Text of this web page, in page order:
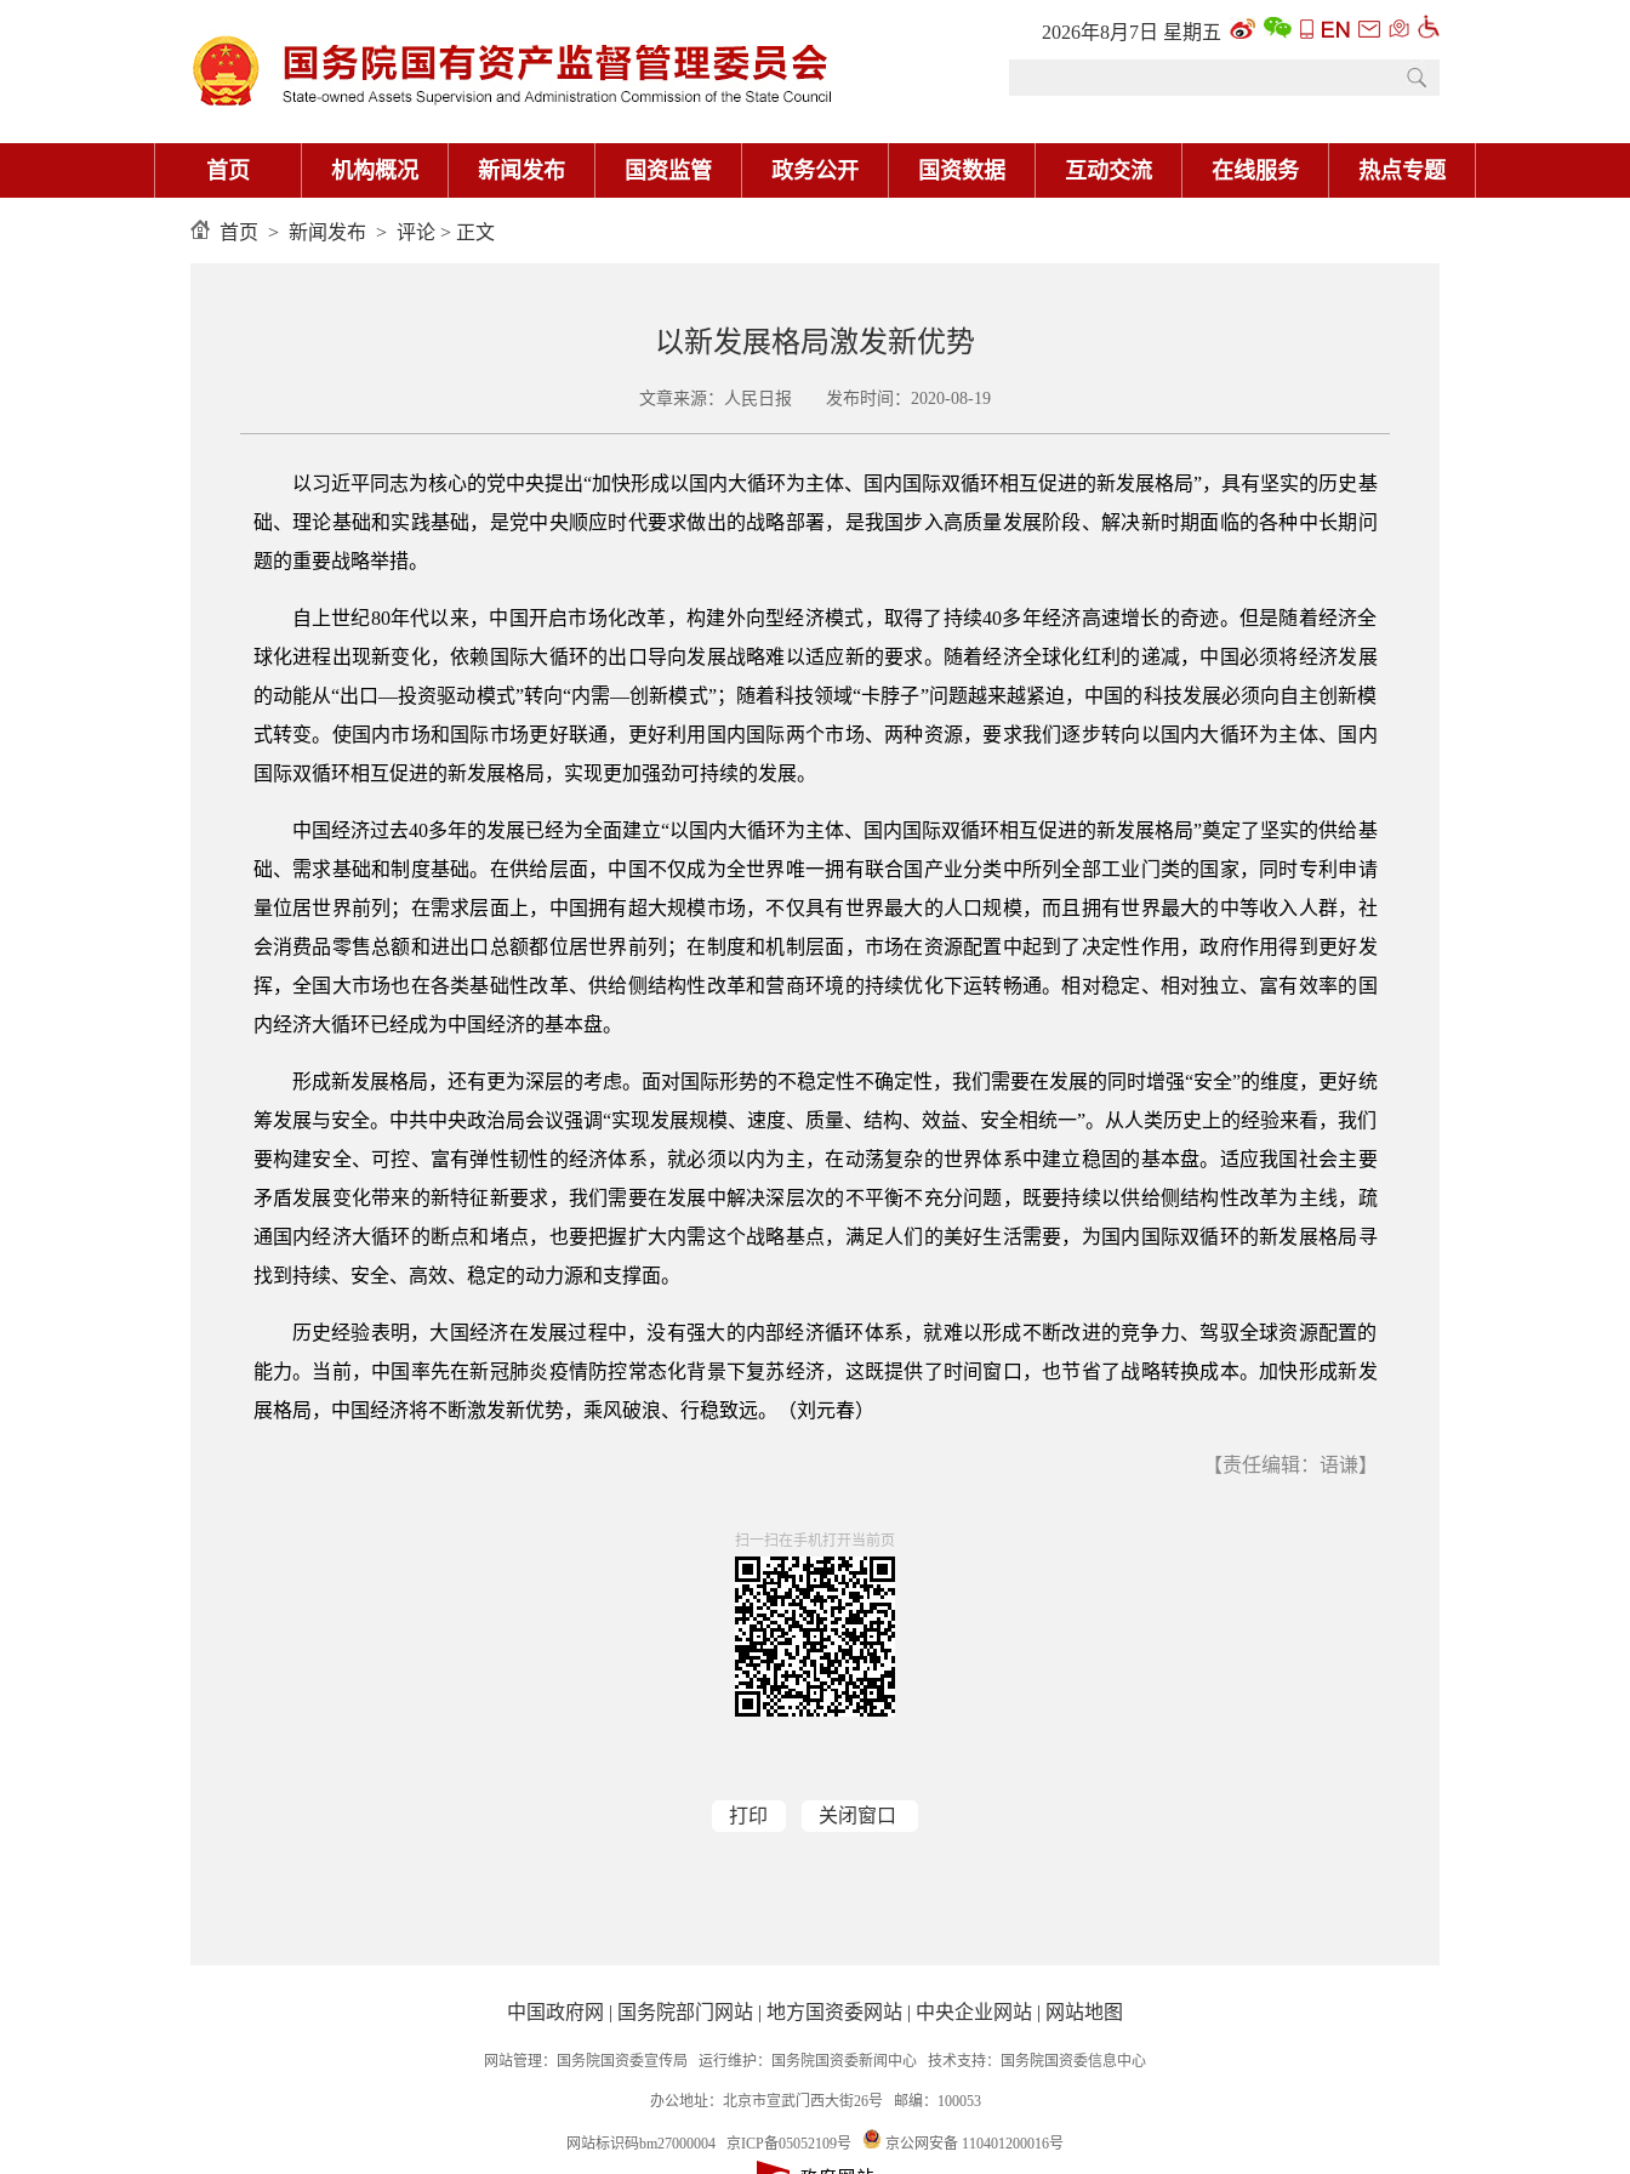
2026年8月7日 星期五
首页 机构概况 新闻发布 国资监管 政务公开 国资数据 互动交流 在线服务 热点专题
首页 > 新闻发布 > 评论 > 正文
以新发展格局激发新优势
文章来源：人民日报 发布时间：2020-08-19
以习近平同志为核心的党中央提出“加快形成以国内大循环为主体、国内国际双循环相互促进的新发展格局”，具有坚实的历史基
础、理论基础和实践基础，是党中央顺应时代要求做出的战略部署，是我国步入高质量发展阶段、解决新时期面临的各种中长期问
题的重要战略举措。
自上世纪80年代以来，中国开启市场化改革，构建外向型经济模式，取得了持续40多年经济高速增长的奇迹。但是随着经济全
球化进程出现新变化，依赖国际大循环的出口导向发展战略难以适应新的要求。随着经济全球化红利的递减，中国必须将经济发展
的动能从“出口—投资驱动模式”转向“内需—创新模式”；随着科技领域“卡脖子”问题越来越紧迫，中国的科技发展必须向自主创新模
式转变。使国内市场和国际市场更好联通，更好利用国内国际两个市场、两种资源，要求我们逐步转向以国内大循环为主体、国内
国际双循环相互促进的新发展格局，实现更加强劲可持续的发展。
中国经济过去40多年的发展已经为全面建立“以国内大循环为主体、国内国际双循环相互促进的新发展格局”奠定了坚实的供给基
础、需求基础和制度基础。在供给层面，中国不仅成为全世界唯一拥有联合国产业分类中所列全部工业门类的国家，同时专利申请
量位居世界前列；在需求层面上，中国拥有超大规模市场，不仅具有世界最大的人口规模，而且拥有世界最大的中等收入人群，社
会消费品零售总额和进出口总额都位居世界前列；在制度和机制层面，市场在资源配置中起到了决定性作用，政府作用得到更好发
挥，全国大市场也在各类基础性改革、供给侧结构性改革和营商环境的持续优化下运转畅通。相对稳定、相对独立、富有效率的国
内经济大循环已经成为中国经济的基本盘。
形成新发展格局，还有更为深层的考虑。面对国际形势的不稳定性不确定性，我们需要在发展的同时增强“安全”的维度，更好统
筹发展与安全。中共中央政治局会议强调“实现发展规模、速度、质量、结构、效益、安全相统一”。从人类历史上的经验来看，我们
要构建安全、可控、富有弹性韧性的经济体系，就必须以内为主，在动荡复杂的世界体系中建立稳固的基本盘。适应我国社会主要
矛盾发展变化带来的新特征新要求，我们需要在发展中解决深层次的不平衡不充分问题，既要持续以供给侧结构性改革为主线，疏
通国内经济大循环的断点和堵点，也要把握扩大内需这个战略基点，满足人们的美好生活需要，为国内国际双循环的新发展格局寻
找到持续、安全、高效、稳定的动力源和支撑面。
历史经验表明，大国经济在发展过程中，没有强大的内部经济循环体系，就难以形成不断改进的竞争力、驾驭全球资源配置的
能力。当前，中国率先在新冠肺炎疫情防控常态化背景下复苏经济，这既提供了时间窗口，也节省了战略转换成本。加快形成新发
展格局，中国经济将不断激发新优势，乘风破浪、行稳致远。（刘元春）
【责任编辑：语谦】
扫一扫在手机打开当前页
打印 关闭窗口